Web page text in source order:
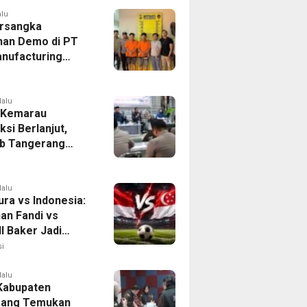
Demo di PT
Ditahan, Polda
Pengelolaan
Berlanjut,
Tangerang
Langkah
vs Indonesia:
Fandi vs
Baker Jadi
di Piala AFF
Temukan